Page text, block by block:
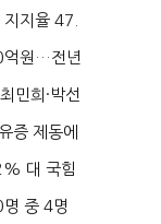
지율 47.
억원…전년
민희·박선
증 제동에
대 국힘
중 4명